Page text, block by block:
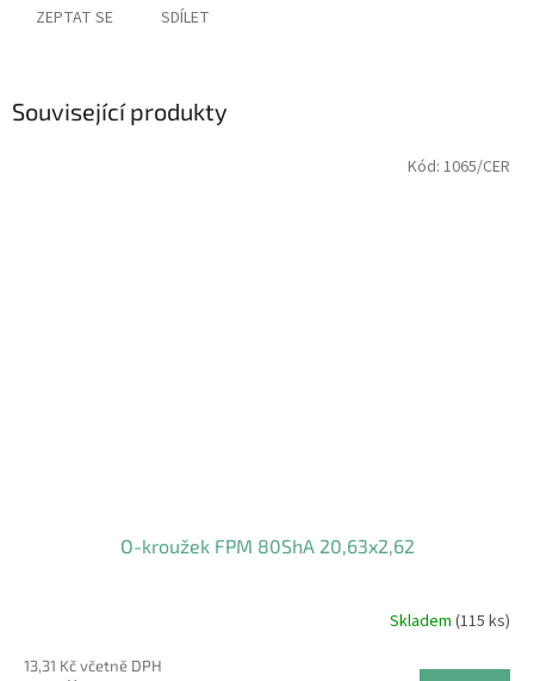
ZEPTAT SE SDÍLET
Související produkty
O-kroužek FPM 80ShA 20,63x2,62
Skladem (115 ks)
13,31 Kč včetně DPH
Kód: 1065/CER